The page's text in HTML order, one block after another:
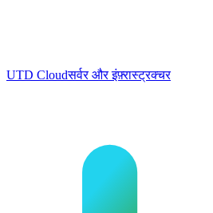
UTD Cloudसर्वर और इंफ़्रास्ट्रक्चर